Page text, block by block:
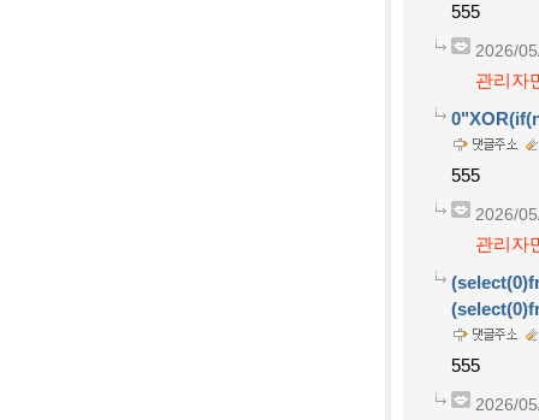
555
2026/
관리자
555
2026/
관리자
555
2026/